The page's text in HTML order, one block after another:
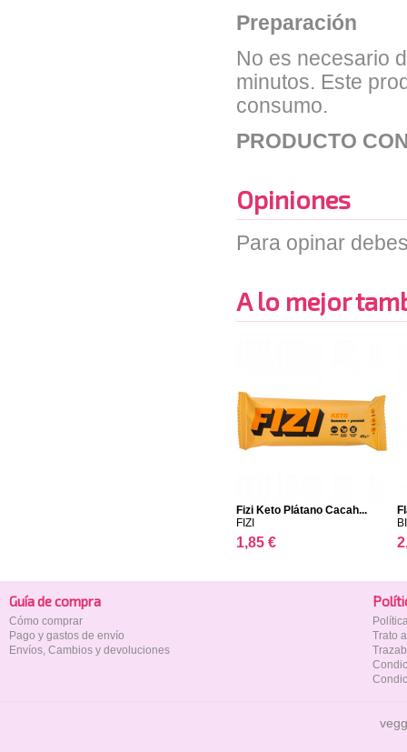
Preparación
No es necesario
minutos. Este
consumo.
PRODUCTO
Opiniones
Para opinar
A lo mejor
Fizi Keto Plátano Cacah...
FIZI
1,85 €
Guía de compra
Cómo comprar
Pago y gastos de envío
Envíos, Cambios y devoluciones
Trato